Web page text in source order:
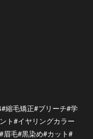
縮毛矯正#ブリーチ#学
ト#イヤリングカラー
眉毛#黒染め#カット#